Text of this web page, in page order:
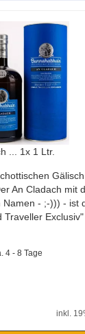
... 1x 1 Ltr.
An Cladach mit
- ;-))) - ist
Traveller
4 - 8 Tage
inkl.